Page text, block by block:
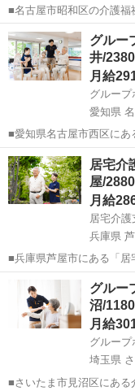
■名古屋市昭和区の介護福祉施設
で、ケアマネジャー（計画作成
員更新研修の費用は会社
（給与発生）として勤務
愛知 名古屋市
グルー
井/
月給
グループ
愛知県
■愛知県名古屋市西区にあ
井」計画作成担当者（正社員）の求
新研修の費用は会社が負
発生）として勤務日に受
愛知 名古屋市 ケ
居宅介
屋/
月給
居宅介
兵庫県
■兵庫県芦屋市にある「
れまでの豊富な経験を活
正社員の主任ケアマネジャーを募
理想の在宅生活をデザイ
兵庫 芦屋市 ケア
グルー
沼/
月給
グループ
埼玉県
■さいたま市見沼区にある